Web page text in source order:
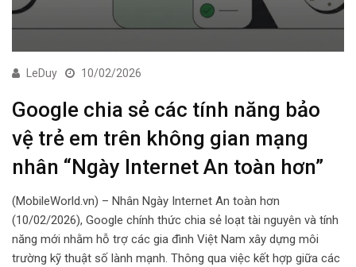
LeDuy 10/02/2026
Google chia sẻ các tính năng bảo
vệ trẻ em trên không gian mạng
nhân “Ngày Internet An toàn hơn”
(MobileWorld.vn) – Nhân Ngày Internet An toàn hơn
(10/02/2026), Google chính thức chia sẻ loạt tài nguyên và tính
năng mới nhằm hỗ trợ các gia đình Việt Nam xây dựng môi
trường kỹ thuật số lành mạnh. Thông qua việc kết hợp giữa các